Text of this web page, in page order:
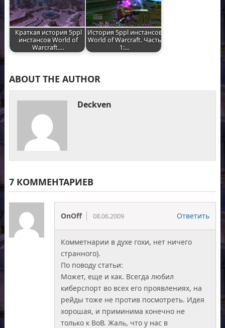
Краткая история 5ppl
инстансов World of
Warcraft.…
История 5ppl инстансов
World of Warcraft. Часть
1:…
ABOUT THE AUTHOR
Deckven
7 КОММЕНТАРИЕВ
OnOff 08.06.2009 Ответить
Комметнарии в духе гохи, нет ничего
странного).
По поводу статьи:
Может, еще и как. Всегда любил
киберспорт во всех его проявлениях, на
рейды тоже не против посмотреть. Идея
хорошая, и приминима конечно не
только к ВоВ. Жаль, что у нас в